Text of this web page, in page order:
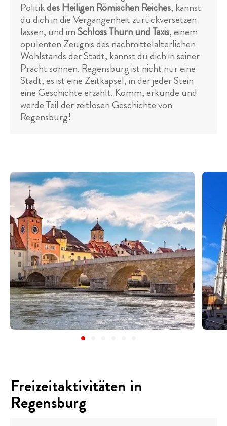
Politikdes Heiligen Römischen Reiches, kannst
du dich in die Vergangenheit zurückversetzen
lassen, und imSchloss Thurn und Taxis, einem
opulenten Zeugnis des nachmittelalterlichen
Wohlstands der Stadt, kannst du dich in seiner
Pracht sonnen. Regensburg ist nicht nur eine
Stadt, es ist eine Zeitkapsel, in der jeder Stein
eine Geschichte erzählt. Komm, erkunde und
werde Teil der zeitlosen Geschichte von
Regensburg!
Freizeitaktivitäten in
Regensburg